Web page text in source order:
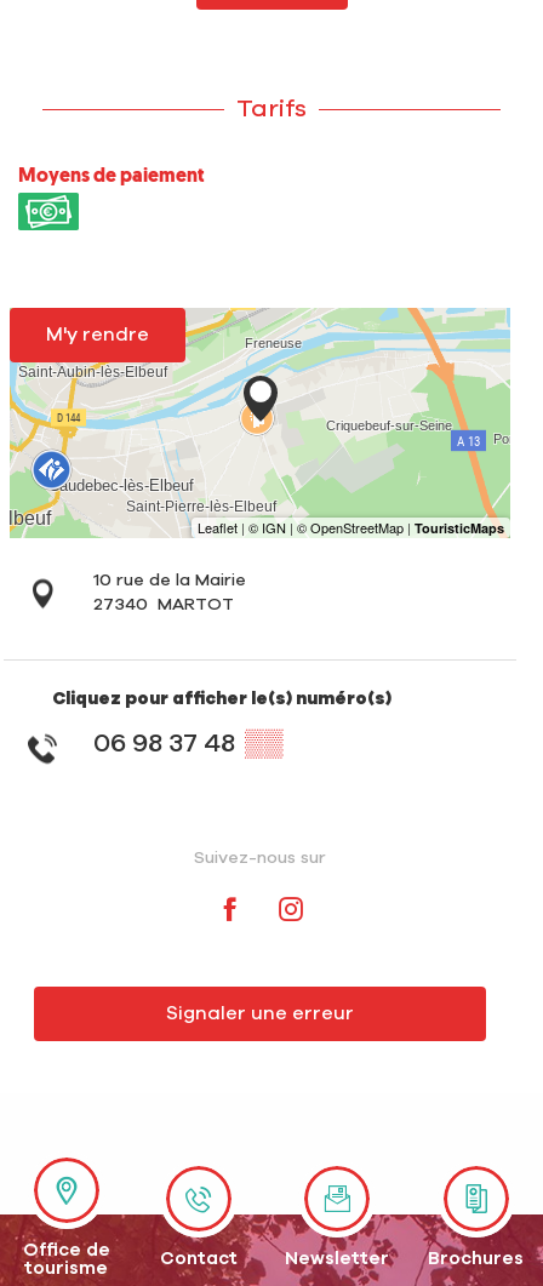
Tarifs
Moyens de paiement
M'y rendre
10 rue de la Mairie
27340
MARTOT
Cliquez pour afficher le(s) numéro(s)
06 98 37 48 ▒▒
Suivez-nous sur
Signaler une erreur
Office de
tourisme
Contact Newsletter Brochures